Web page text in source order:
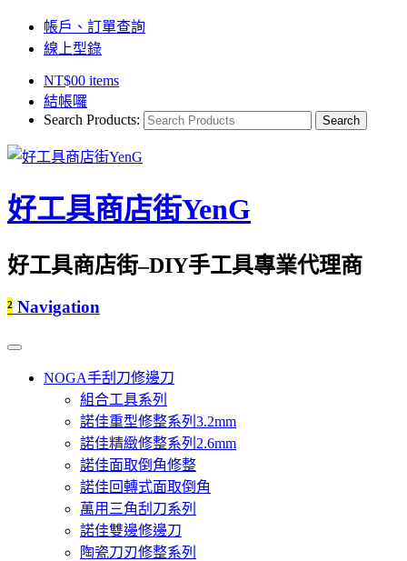
帳戶、訂單查詢
線上型錄
NT$00 items
結帳囉
Search Products:
好工具商店街YenG
好工具商店街–DIY手工具專業代理商
² Navigation
NOGA手刮刀修邊刀
組合工具系列
諾佳重型修整系列3.2mm
諾佳精緻修整系列2.6mm
諾佳面取倒角修整
諾佳回轉式面取倒角
萬用三角刮刀系列
諾佳雙邊修邊刀
陶瓷刀刃修整系列